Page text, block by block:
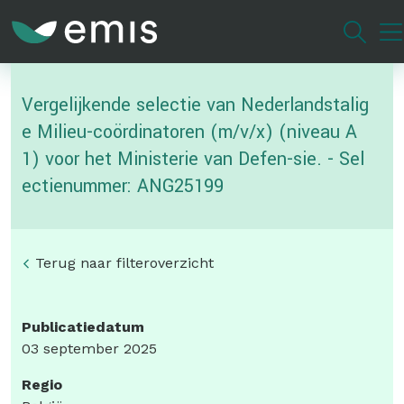
inhoud
gaan
Vergelijkende selectie van Nederlandstalig
e Milieu-coördinatoren (m/v/x) (niveau A
1) voor het Ministerie van Defen-sie. - Sel
ectienummer: ANG25199
Terug naar filteroverzicht
Publicatiedatum
03 september 2025
Regio